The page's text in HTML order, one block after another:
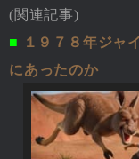
(関連記事)
■
１９７８年ジャ
にあったのか